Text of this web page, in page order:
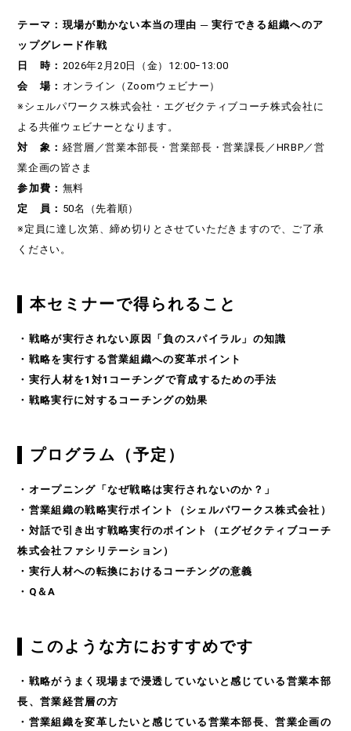
SOLUTIONS
テーマ：現場が動かない本当の理由 ─ 実行できる組織へのア
ップグレード作戦
日 時： 2026年2月20日（金）12:00ｰ13:00
会 場： オンライン（Zoomウェビナー）
※シェルパワークス株式会社・エグゼクティブコーチ株式会社に
よる共催ウェビナーとなります。
対 象： 経営層／営業本部長・営業部長・営業課長／HRBP／営
業企画の皆さま
参加費： 無料
定 員： 50名（先着順）
※定員に達し次第、締め切りとさせていただきますので、ご了承
ください。
本セミナーで得られること
・戦略が実行されない原因「負のスパイラル」の知識
・戦略を実行する営業組織への変革ポイント
・実行人材を1対1コーチングで育成するための手法
・戦略実行に対するコーチングの効果
プログラム（予定）
・オープニング「なぜ戦略は実行されないのか？」
・営業組織の戦略実行ポイント（シェルパワークス株式会社）
・対話で引き出す戦略実行のポイント（エグゼクティブコーチ
株式会社ファシリテーション）
・実行人材への転換におけるコーチングの意義
・Q＆A
このような方におすすめです
・戦略がうまく現場まで浸透していないと感じている営業本部
長、営業経営層の方
・営業組織を変革したいと感じている営業本部長、営業企画の